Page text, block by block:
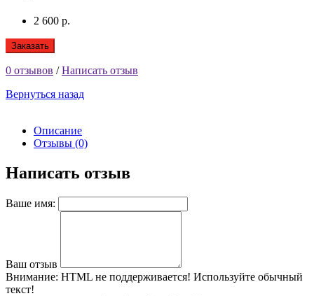
2 600 р.
Заказать
0 отзывов /Написать отзыв
Вернуться назад
Описание
Отзывы (0)
Написать отзыв
Ваше имя:
Ваш отзыв
Внимание: HTML не поддерживается! Используйте обычный
текст!